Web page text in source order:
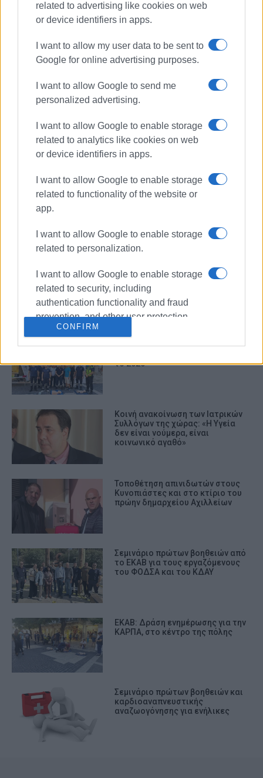
related to advertising like cookies on web
or device identifiers in apps.
I want to allow my user data to be sent to
Google for online advertising purposes.
I want to allow Google to send me
personalized advertising.
I want to allow Google to enable storage
related to analytics like cookies on web
or device identifiers in apps.
I want to allow Google to enable storage
related to functionality of the website or
app.
I want to allow Google to enable storage
related to personalization.
I want to allow Google to enable storage
related to security, including
authentication functionality and fraud
prevention, and other user protection.
CONFIRM
Ιατρικός Σύλλογος Κέρκυρας: Τα
αποτελέσματα των Αρχαιρεσιών
της 7ης Ιουνίου 2026
ΕΚΑΒ Κέρκυρας: 500 πολίτες
το 2025
Κοινή ανακοίνωση των Ιατρικών
Συλλόγων της χώρας: «Η Υγεία
δεν είναι νούμερα, είναι
κοινωνικό αγαθό»
Τοποθέτηση απινιδωτών στους
Κυνοπιάστες και στο κτίριο του
πρώην δημαρχείου Αχιλλείων
Σεμινάριο πρώτων βοηθειών από
το ΕΚΑΒ για τους εργαζόμενους
του ΦΟΔΣΑ και του ΚΔΑΥ
ΕΚΑΒ: Δράση ενημέρωσης για την
ΚΑΡΠΑ, στο κέντρο της πόλης
Σεμινάριο πρώτων βοηθειών και
καρδιοαναπνευστικής
αναζωογόνησης για ενήλικες